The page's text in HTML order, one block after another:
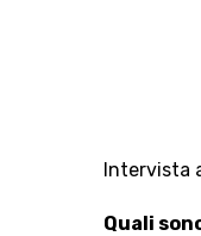
Intervista
Quali